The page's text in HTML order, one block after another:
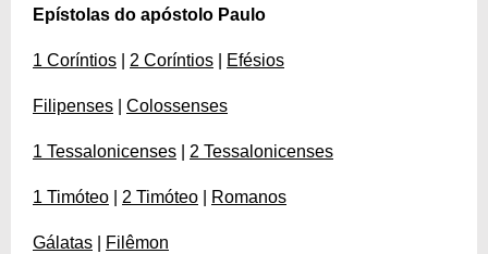
Epístolas do apóstolo Paulo
1 Coríntios 2 Coríntios Efésios
Filipenses Colossenses
1 Tessalonicenses 2 Tessalonicenses
1 Timóteo 2 Timóteo Romanos
Gálatas Filêmon